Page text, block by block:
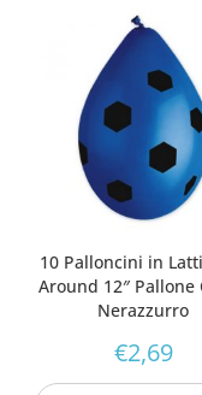
10 Palloncini in
Around 12″ Pallone
Nerazzurro
€2,69